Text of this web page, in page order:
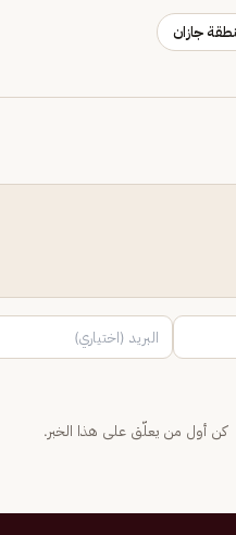
جازان
كن أول من يعلّق على هذا الخبر.